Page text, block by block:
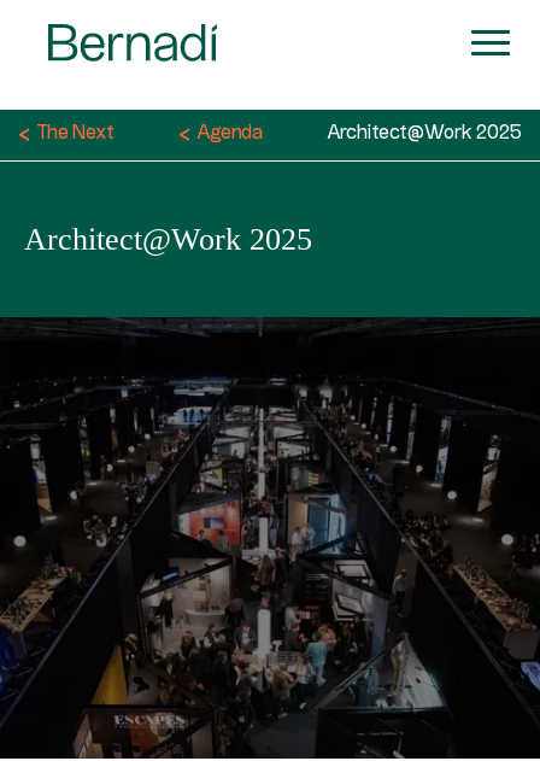
The Next Agenda Architect@Work 2025
Architect@Work 2025